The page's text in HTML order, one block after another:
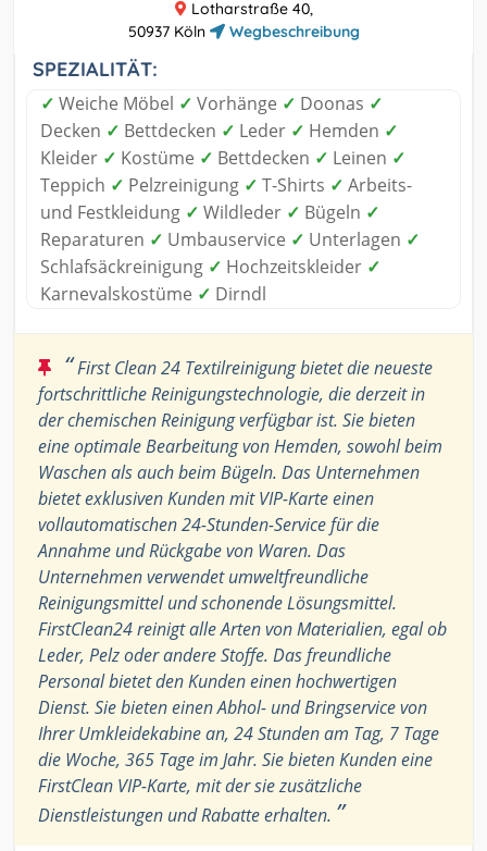
Lotharstraße 40,
50937 Köln
Wegbeschreibung
SPEZIALITÄT:
✓ Weiche Möbel ✓ Vorhänge ✓ Doonas ✓
Decken ✓ Bettdecken ✓ Leder ✓ Hemden ✓
Kleider ✓ Kostüme ✓ Bettdecken ✓ Leinen ✓
Teppich ✓ Pelzreinigung ✓ T-Shirts ✓ Arbeits-
und Festkleidung ✓ Wildleder ✓ Bügeln ✓
Reparaturen ✓ Umbauservice ✓ Unterlagen ✓
Schlafsäckreinigung ✓ Hochzeitskleider ✓
Karnevalskostüme ✓ Dirndl
“First Clean 24 Textilreinigung bietet die neueste
fortschrittliche Reinigungstechnologie, die derzeit in
der chemischen Reinigung verfügbar ist. Sie bieten
eine optimale Bearbeitung von Hemden, sowohl beim
Waschen als auch beim Bügeln. Das Unternehmen
bietet exklusiven Kunden mit VIP-Karte einen
vollautomatischen 24-Stunden-Service für die
Annahme und Rückgabe von Waren. Das
Unternehmen verwendet umweltfreundliche
Reinigungsmittel und schonende Lösungsmittel.
FirstClean24 reinigt alle Arten von Materialien, egal ob
Leder, Pelz oder andere Stoffe. Das freundliche
Personal bietet den Kunden einen hochwertigen
Dienst. Sie bieten einen Abhol- und Bringservice von
Ihrer Umkleidekabine an, 24 Stunden am Tag, 7 Tage
die Woche, 365 Tage im Jahr. Sie bieten Kunden eine
FirstClean VIP-Karte, mit der sie zusätzliche
Dienstleistungen und Rabatte erhalten. ”